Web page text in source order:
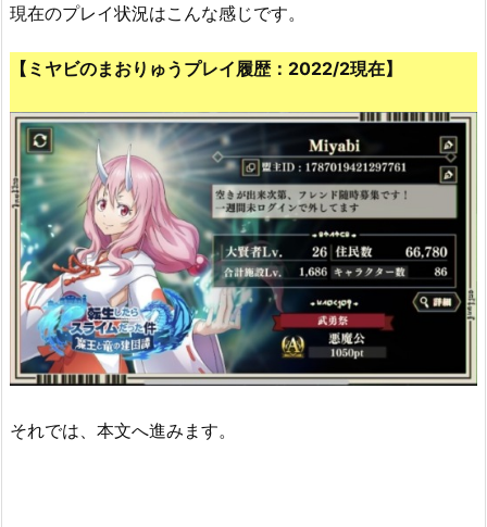
現在のプレイ状況はこんな感じです。
【ミヤビのまおりゅうプレイ履歴：2022/2現在】
それでは、本文へ進みます。